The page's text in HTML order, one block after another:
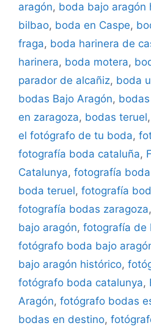
aragón, boda bajo aragón
bilbao, boda en Caspe,
fraga, boda harinera de
harinera, boda motera,
parador de alcañiz, boda
bodas Bajo Aragón,
en zaragoza, bodas teruel,
el fotógrafo de tu boda,
fotografía boda cataluña,
Catalunya, fotografía
boda teruel, fotografía
fotografía bodas zaragoza,
bajo aragón, fotografía de
fotógrafo boda bajo
bajo aragón histórico,
fotógrafo boda catalunya,
Aragón, fotógrafo bodas
bodas en destino,